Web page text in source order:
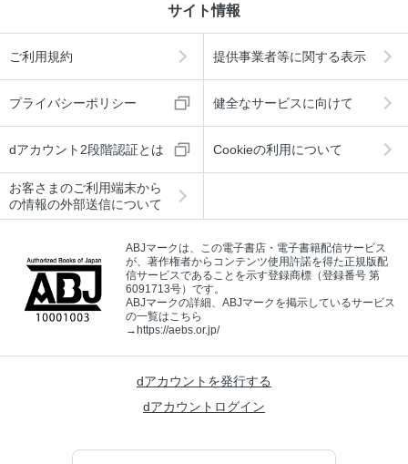
サイト情報
ご利用規約 提供事業者等に関する表示
プライバシーポリシー 健全なサービスに向けて
dアカウント2段階認証とは Cookieの利用について
お客さまのご利用端末から
の情報の外部送信について
ABJマークは、この電子書店・電子書籍配信サービス
が、著作権者からコンテンツ使用許諾を得た正規版配
信サービスであることを示す登録商標（登録番号 第
6091713号）です。
ABJマークの詳細、ABJマークを掲示しているサービス
の一覧はこちら
→ https://aebs.or.jp/
dアカウントを発行する
dアカウントログイン